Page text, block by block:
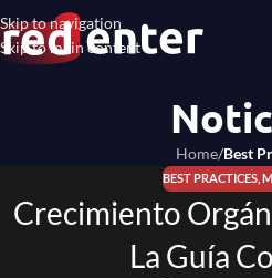
Skip to navigation
Skip to main content
Home/Best
BEST PRACTICES,
Crecimiento
La Guía